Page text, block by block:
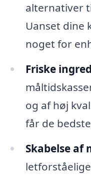
alternativer
Uanset dine
noget for
Friske
og af høj
får de
Skabelse af